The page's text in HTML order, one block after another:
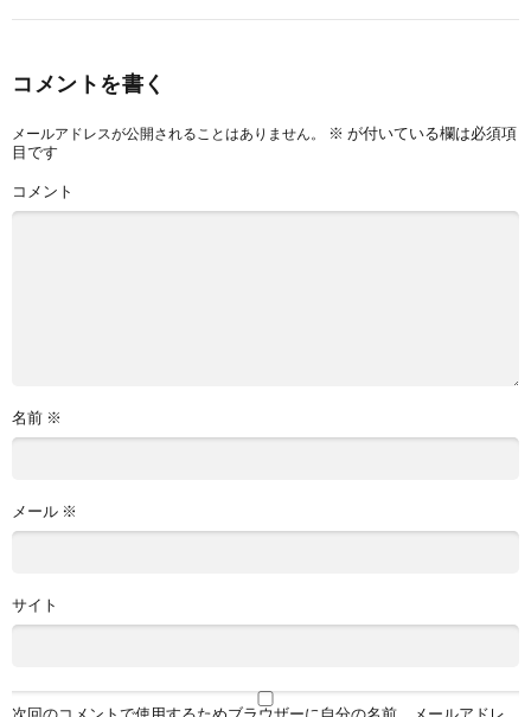
コメントを書く
メールアドレスが公開されることはありません。 ※ が付いている欄は必須項
目です
コメント
名前 ※
メール ※
サイト
次回のコメントで使用するためブラウザーに自分の名前、メールアドレ